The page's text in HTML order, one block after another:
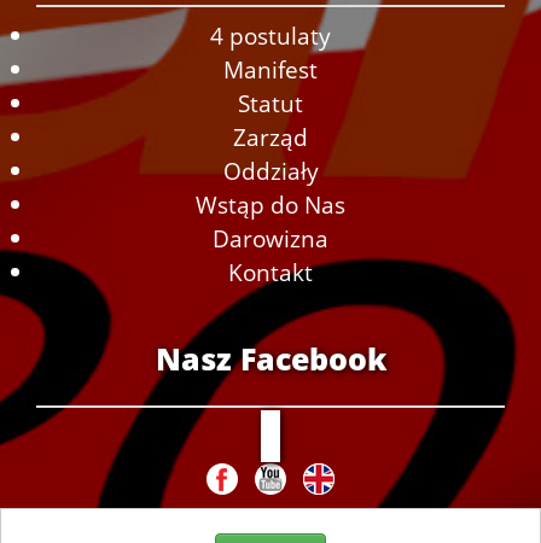
4 postulaty
Manifest
Statut
Zarząd
Oddziały
Wstąp do Nas
Darowizna
Kontakt
Nasz Facebook